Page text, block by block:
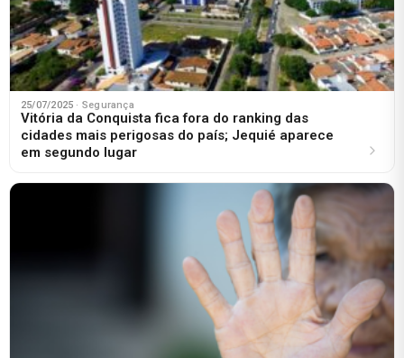
25/07/2025 · Segurança
Vitória da Conquista fica fora do ranking das
cidades mais perigosas do país; Jequié aparece
em segundo lugar